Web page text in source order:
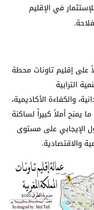
في الإقليم
على إقليم تاونات محطة
الترابية
والكفاءة الأكاديمية،
يمنح أملاً كبيراً لساكنة
الإيجابي على مستوى
والاقتصادية.